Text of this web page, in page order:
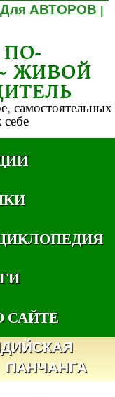
|Для АВТОРОВ
ЖИВОЙ
самостоятельных
САЙТЕ
ПАНЧАНГА